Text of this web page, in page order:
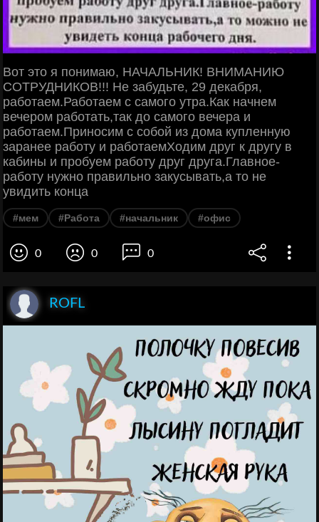
Вот это я понимаю, НАЧАЛЬНИК! ВНИМАНИЮ
СОТРУДНИКОВ!!! Не забудьте, 29 декабря,
работаем.Работаем с самого утра.Как начнем
вечером работать,так до самого вечера и
работаем.Приносим с собой из дома купленную
заранее работу и работаемХодим друг к другу в
кабины и пробуем работу друг друга.Главное-
работу нужно правильно закусывать,а то не
увидить конца
#мем #Работа #начальник #офис
0 0 0
ROFL